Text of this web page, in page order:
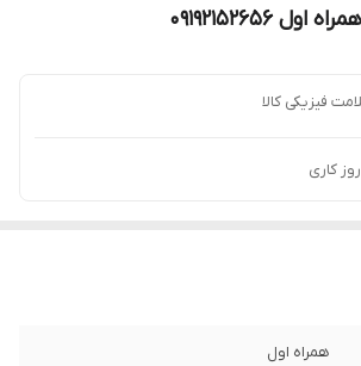
09192152656
فیزیکی کالا
روز کاری
همراه اول